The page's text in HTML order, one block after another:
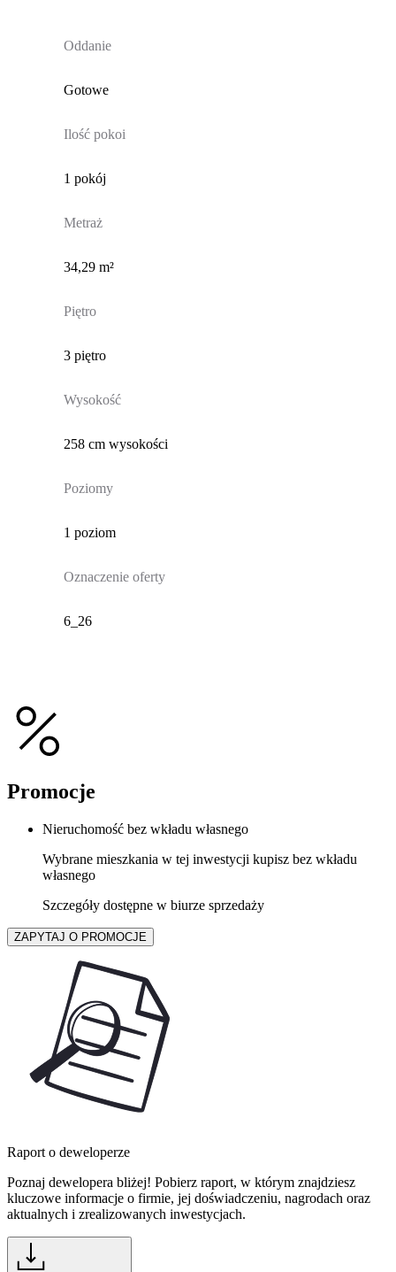
Oddanie
Gotowe
Ilość pokoi
1 pokój
Metraż
34,29 m²
Piętro
3 piętro
Wysokość
258 cm wysokości
Poziomy
1 poziom
Oznaczenie oferty
6_26
Promocje
Nieruchomość bez wkładu własnego
Wybrane mieszkania w tej inwestycji kupisz bez wkładu
własnego
Szczegóły dostępne w biurze sprzedaży
ZAPYTAJ O PROMOCJE
Raport o deweloperze
Poznaj dewelopera bliżej! Pobierz raport, w którym znajdziesz
kluczowe informacje o firmie, jej doświadczeniu, nagrodach oraz
aktualnych i zrealizowanych inwestycjach.